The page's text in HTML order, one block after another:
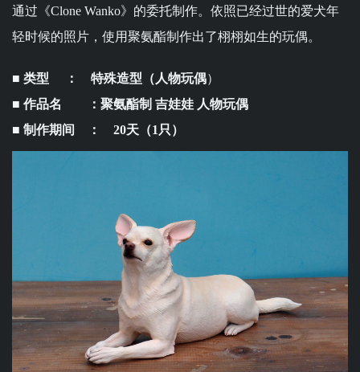
通过 《Clone Wanko》 的委托制作。依照已经过世的爱犬年
轻时候的照片，使用聚氨酯制作出了栩栩如生的玩偶。
■ 类型 ： 特殊造型（人物玩偶）
■ 作品名 ：聚氨酯制 吉娃娃 人物玩偶
■ 制作期间 ： 20天（1只）